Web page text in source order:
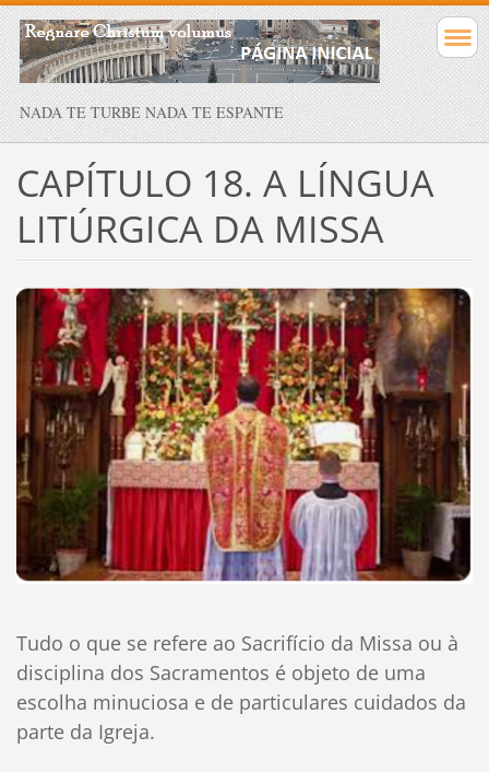
NADA TE TURBE NADA TE ESPANTE
CAPÍTULO 18. A LÍNGUA
LITÚRGICA DA MISSA
Tudo o que se refere ao Sacrifício da Missa ou à
disciplina dos Sacramentos é objeto de uma
escolha minuciosa e de particulares cuidados da
parte da Igreja.